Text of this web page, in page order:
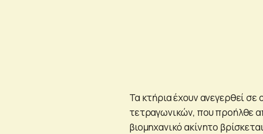
Τα κτήρια έχουν ανεγερθεί σε
τετραγωνικών, που προήλθε
βιομηχανικό ακίνητο